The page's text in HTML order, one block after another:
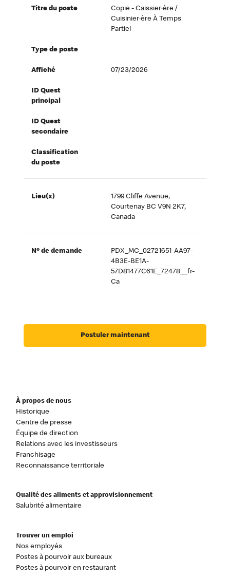
Titre du poste
Copie - Caissier·ère /
Cuisinier·ère À Temps
Partiel
Type de poste
Affiché 07/23/2026
ID Quest
principal
ID Quest
secondaire
Classification
du poste
Lieu(x)
1799 Cliffe Avenue,
Courtenay BC V9N 2K7,
Canada
Nº de demande
PDX_MC_02721651-AA97-
4B3E-BE1A-
57D81477C61E_72478__fr-
Ca
Postuler maintenant
À propos de nous
Historique
Centre de presse
Équipe de direction
Relations avec les investisseurs
Franchisage
Reconnaissance territoriale
Qualité des aliments et approvisionnement
Salubrité alimentaire
Trouver un emploi
Nos employés
Postes à pourvoir aux bureaux
Postes à pourvoir en restaurant